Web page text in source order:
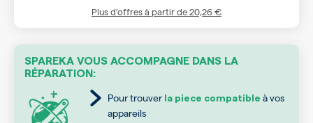
Plus d’offres à partir de20,26 €
SPAREKA VOUS ACCOMPAGNE DANS LA
RÉPARATION:
Pour trouver la piece compatible à vos
appareils